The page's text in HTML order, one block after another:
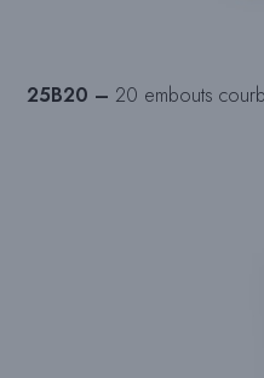
25B20 – 20 embouts